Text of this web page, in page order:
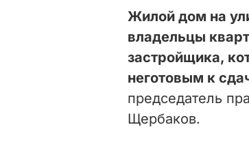
Жилой дом на
владельцы
застройщика,
неготовым к
председатель
Щербаков.